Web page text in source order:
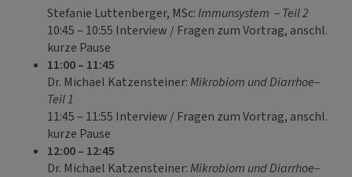
Stefanie Luttenberger, MSc:Immunsystem – Teil 2
10:45 – 10:55 Interview / Fragen zum Vortrag, anschl.
kurze Pause
11:00 – 11:45
Dr. Michael Katzensteiner:Mikrobiom und Diarrhoe–
Teil 1
11:45 – 11:55 Interview / Fragen zum Vortrag, anschl.
kurze Pause
12:00 – 12:45
Dr. Michael Katzensteiner:Mikrobiom und Diarrhoe–